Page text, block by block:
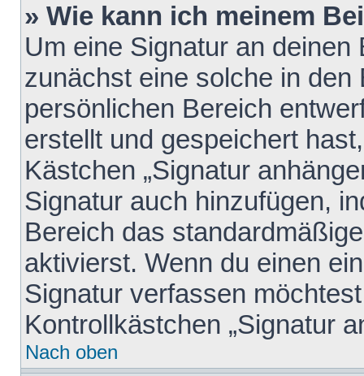
» Wie kann ich meinem
Um eine Signatur an
zunächst eine solche in den
persönlichen Bereich
erstellt und gespeichert
Kästchen „Signatur
Signatur auch hinzufügen,
Bereich das
aktivierst. Wenn du einen
Signatur verfassen
Kontrollkästchen „Signatur
Nach oben